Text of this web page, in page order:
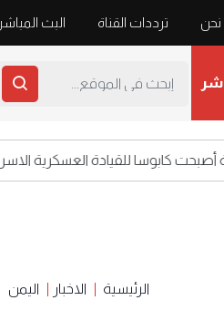
ترددات القناة البث المباشر
للقيادة العسكرية الاسرائيلية
الرئيسية الاخبار اليمن